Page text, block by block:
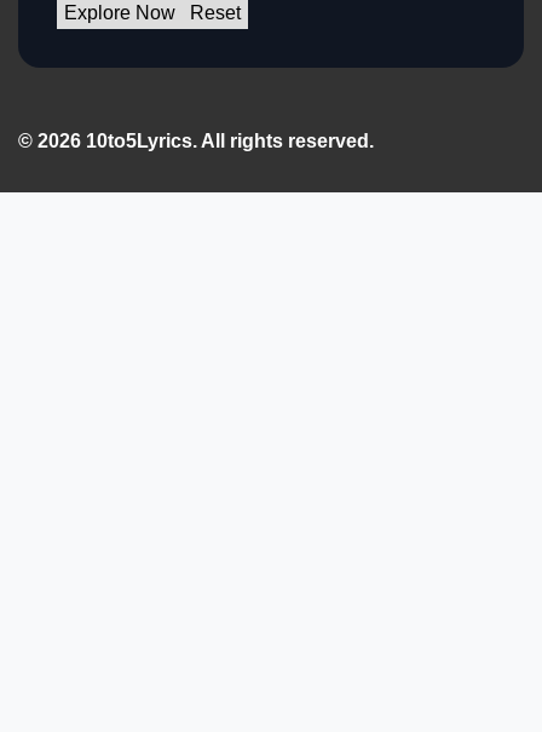
Explore Now Reset
© 2026 10to5Lyrics. All rights reserved.